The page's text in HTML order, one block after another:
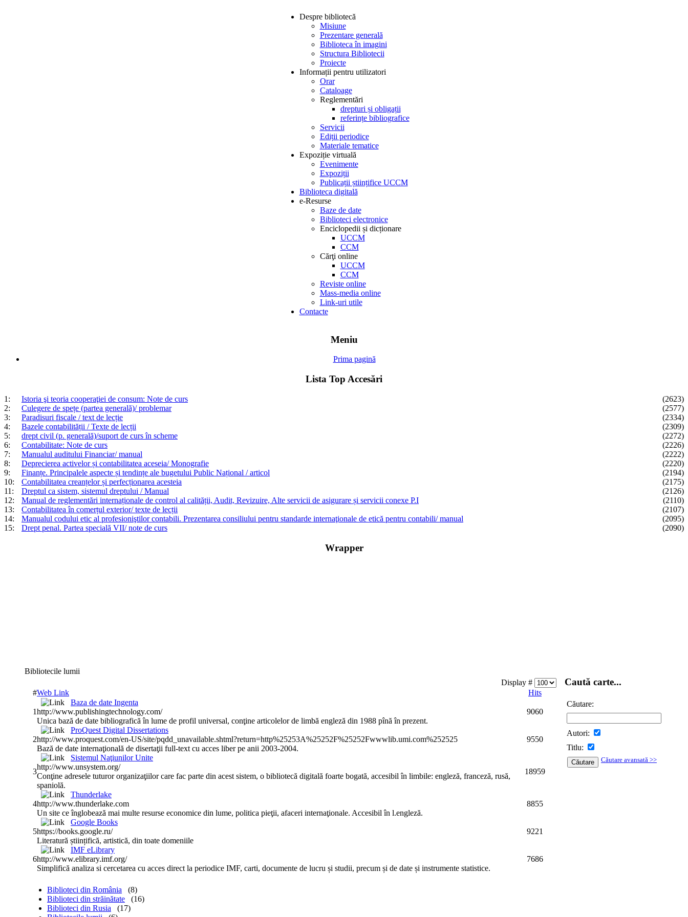
Despre bibliotecă
Misiune
Prezentare generală
Biblioteca în imagini
Structura Bibliotecii
Proiecte
Informații pentru utilizatori
Orar
Cataloage
Reglementări
drepturi și obligații
referințe bibliografice
Servicii
Ediții periodice
Materiale tematice
Expoziție virtuală
Evenimente
Expoziții
Publicații științifice UCCM
Biblioteca digitală
e-Resurse
Baze de date
Biblioteci electronice
Enciclopedii și dicționare
UCCM
CCM
Cărţi online
UCCM
CCM
Reviste online
Mass-media online
Link-uri utile
Contacte
Meniu
Prima pagină
Lista Top Accesări
1: Istoria şi teoria cooperaţiei de consum: Note de curs
(2623)
2:
Culegere de spețe (partea generală)/ problemar
(2577)
3:
Paradisuri fiscale / text de lecție
(2334)
4:
Bazele contabilității / Texte de lecții
(2309)
5:
drept civil (p. generală)/suport de curs în scheme
(2272)
6:
Contabilitate: Note de curs
(2226)
7:
Manualul auditului Financiar/ manual
(2222)
8:
Deprecierea activelor și contabilitatea aceseia/ Monografie
(2220)
9:
Finanțe. Principalele aspecte și tendințe ale bugetului Public Național / articol
(2194)
10:
Contabilitatea creanțelor și perfecționarea acesteia
(2175)
11:
Dreptul ca sistem, sistemul dreptului / Manual
(2126)
12:
Manual de reglementări internaționale de control al calității, Audit, Revizuire, Alte servicii de asigurare și servicii conexe P.I
(2110)
13:
Contabilitatea în comerțul exterior/ texte de lecții
(2107)
14:
Manualul codului etic al profesioniştilor contabili. Prezentarea consiliului pentru standarde internaţionale de etică pentru contabili/ manual
(2095)
15:
Drept penal. Partea specială VII/ note de curs (2090)
Wrapper
Bibliotecile lumii
Display #
#Web Link Hits
1
Baza de date Ingenta
http://www.publishingtechnology.com/
Unica bază de date bibliografică în lume de profil universal, conţine articolelor de limbă engleză din 1988 pînă în prezent.
9060
2
ProQuest Digital Dissertations
http://www.proquest.com/en-US/site/pqdd_unavailable.shtml?return=http%25253A%25252F%25252Fwwwlib.umi.com%252525
Bază de date internaţională de disertaţii full-text cu acces liber pe anii 2003-2004.
9550
3
Sistemul Naţiunilor Unite
http://www.unsystem.org/
Conţine adresele tuturor organizaţiilor care fac parte din acest sistem, o bibliotecă digitală foarte bogată, accesibil în limbile: engleză, franceză, rusă,
spaniolă.
18959
4
Thunderlake
http://www.thunderlake.com
Un site ce înglobează mai multe resurse economice din lume, politica pieţii, afaceri internaţionale. Accesibil în l.engleză.
8855
5
Google Books
https://books.google.ru/
Literatură științifică, artistică, din toate domeniile
9221
6
IMF eLibrary
http://www.elibrary.imf.org/
Simplifică analiza si cercetarea cu acces direct la periodice IMF, carti, documente de lucru și studii, precum și de date și instrumente statistice.
7686
Biblioteci din România
(8)
Biblioteci din străinătate
(16)
Biblioteci din Rusia
(17)
Caută carte...
Căutare:
Autori:
Titlu:
Căutare avansată >>